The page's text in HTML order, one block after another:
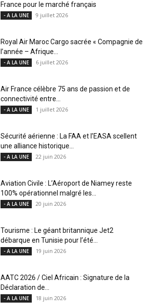
France pour le marché français
- A LA UNE 9 juillet 2026
Royal Air Maroc Cargo sacrée « Compagnie de
l’année – Afrique...
- A LA UNE 6 juillet 2026
Air France célèbre 75 ans de passion et de
connectivité entre...
- A LA UNE 1 juillet 2026
Sécurité aérienne : La FAA et l’EASA scellent
une alliance historique...
- A LA UNE 22 juin 2026
Aviation Civile : L’Aéroport de Niamey reste
100% opérationnel malgré les...
- A LA UNE 20 juin 2026
Tourisme : Le géant britannique Jet2
débarque en Tunisie pour l’été...
- A LA UNE 19 juin 2026
AATC 2026 / Ciel Africain : Signature de la
Déclaration de...
- A LA UNE 18 juin 2026